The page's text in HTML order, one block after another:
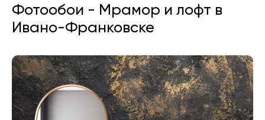
Фотообои - Мрамор и лофт в
Ивано-Франковске